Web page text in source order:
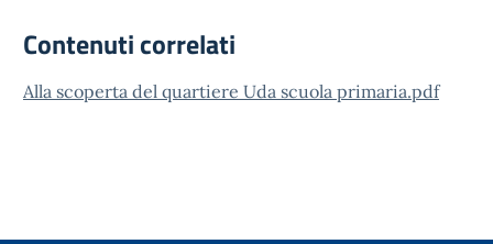
Contenuti correlati
Alla scoperta del quartiere Uda scuola primaria.pdf